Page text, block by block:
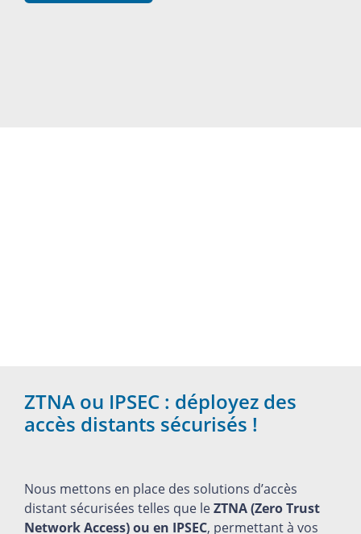
ZTNA ou IPSEC : déployez des
accès distants sécurisés !
Nous mettons en place des solutions d’accès
distant sécurisées telles que leZTNA (Zero Trust
Network Access) ou en IPSEC, permettant à vos